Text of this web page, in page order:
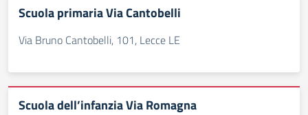
Scuola primaria Via Cantobelli
Via Bruno Cantobelli, 101, Lecce LE
Scuola dell’infanzia Via Romagna